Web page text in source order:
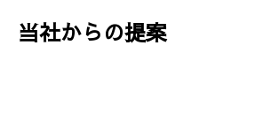
当社からの提案